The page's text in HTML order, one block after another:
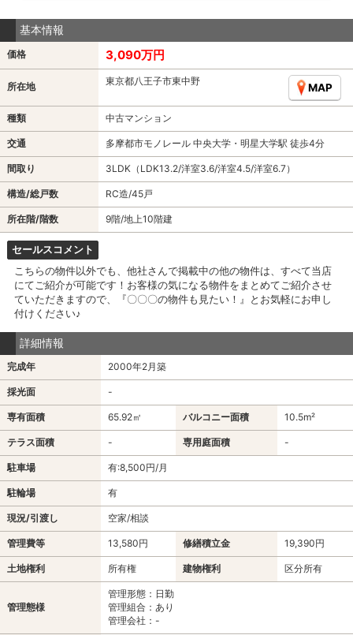
基本情報
価格 3,090万円
所在地 東京都八王子市東中野
MAP
種類 中古マンション
交通 多摩都市モノレール 中央大学・明星大学駅 徒歩4分
間取り 3LDK（LDK13.2/洋室3.6/洋室4.5/洋室6.7）
構造/総戸数 RC造/45戸
所在階/階数 9階/地上10階建
セールスコメント
こちらの物件以外でも、他社さんで掲載中の他の物件は、すべて当店
にてご紹介が可能です！お客様の気になる物件をまとめてご紹介させ
ていただきますので、『〇〇〇の物件も見たい！』とお気軽にお申し
付けください♪
詳細情報
完成年 2000年2月築
採光面 -
専有面積 65.92㎡ バルコニー面積 10.5m²
テラス面積 - 専用庭面積 -
駐車場 有:8,500円/月
駐輪場 有
現況/引渡し 空家/相談
管理費等 13,580円 修繕積立金 19,390円
土地権利 所有権 建物権利 区分所有
管理態様
管理形態：日勤
管理組合：あり
管理会社：-